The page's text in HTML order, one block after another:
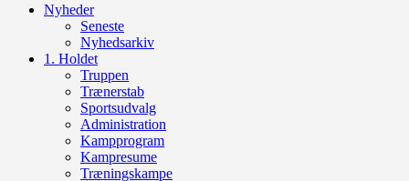
Nyheder
Seneste
Nyhedsarkiv
1. Holdet
Truppen
Trænerstab
Sportsudvalg
Administration
Kampprogram
Kampresume
Træningskampe